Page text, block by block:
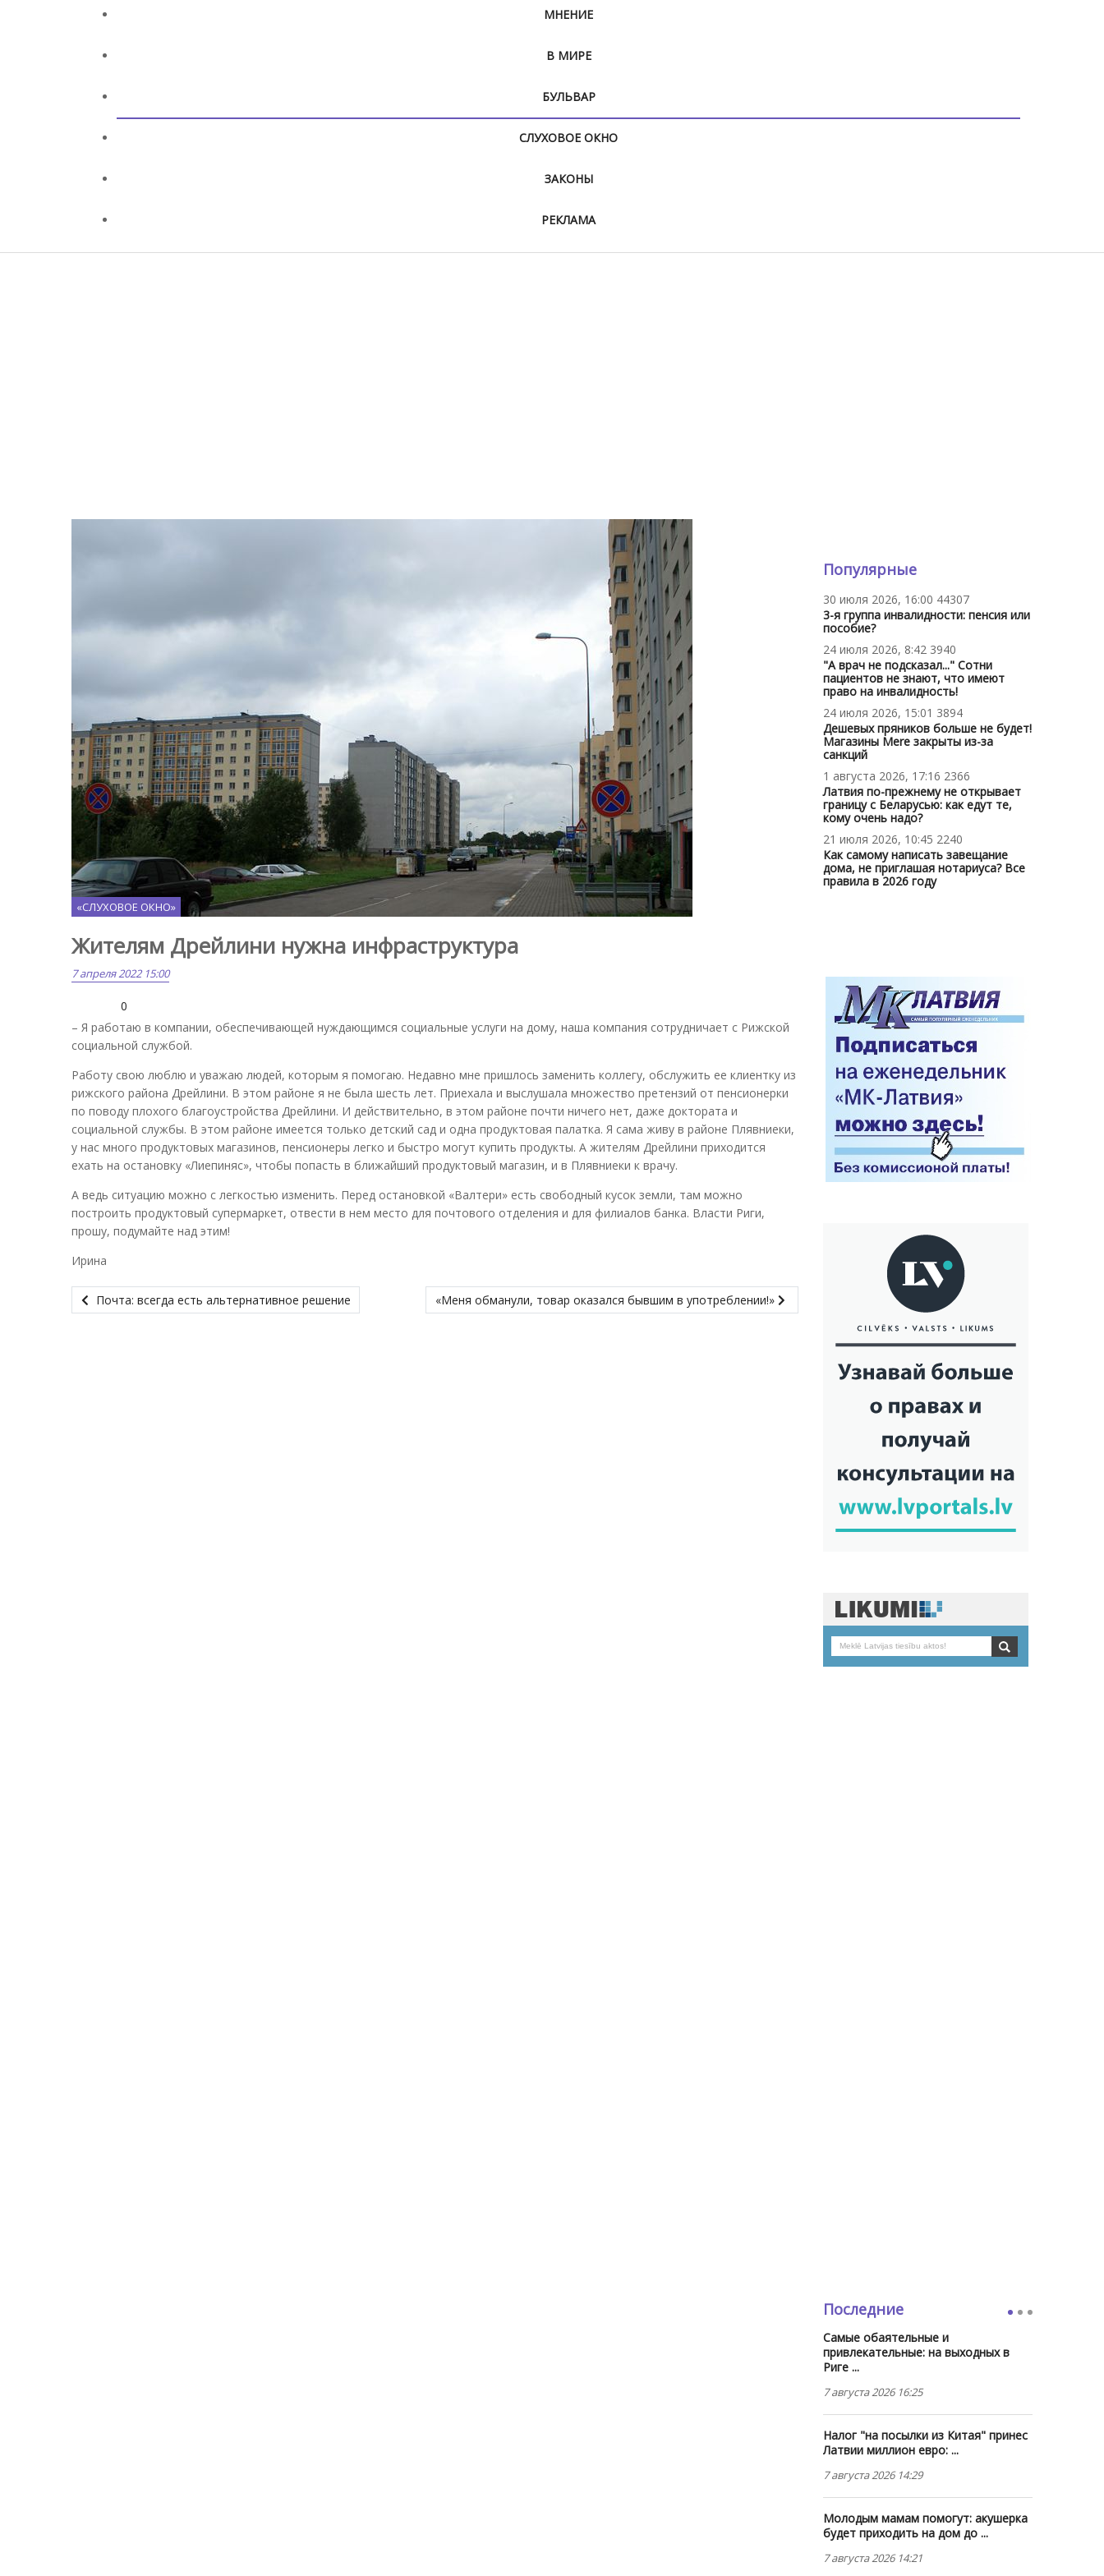
МНЕНИЕ
В МИРЕ
БУЛЬВАР
СЛУХОВОЕ ОКНО
ЗАКОНЫ
РЕКЛАМА
«СЛУХОВОЕ ОКНО»
Жителям Дрейлини нужна инфраструктура
7 апреля 2022 15:00
0
– Я работаю в компании, обеспечивающей нуждающимся социальные услуги на дому, наша компания сотрудничает с Рижской
социальной службой.
Работу свою люблю и уважаю людей, которым я помогаю. Недавно мне пришлось заменить коллегу, обслужить ее клиентку из
рижского района Дрейлини. В этом районе я не была шесть лет. Приехала и выслушала множество претензий от пенсионерки
по поводу плохого благоустройства Дрейлини. И действительно, в этом районе почти ничего нет, даже доктората и
социальной службы. В этом районе имеется только детский сад и одна продуктовая палатка. Я сама живу в районе Плявниеки,
у нас много продуктовых магазинов, пенсионеры легко и быстро могут купить продукты. А жителям Дрейлини приходится
ехать на остановку «Лиепиняс», чтобы попасть в ближайший продуктовый магазин, и в Плявниеки к врачу.
А ведь ситуацию можно с легкостью изменить. Перед остановкой «Валтери» есть свободный кусок земли, там можно
построить продуктовый супермаркет, отвести в нем место для почтового отделения и для филиалов банка. Власти Риги,
прошу, подумайте над этим!
Ирина
Почта: всегда есть альтернативное решение «Меня обманули, товар оказался бывшим в употреблении!»
Популярные
30 июля 2026, 16:00 44307
3-я группа инвалидности: пенсия или
пособие?
24 июля 2026, 8:42 3940
"А врач не подсказал..." Сотни
пациентов не знают, что имеют
право на инвалидность!
24 июля 2026, 15:01 3894
Дешевых пряников больше не будет!
Магазины Mere закрыты из-за
санкций
1 августа 2026, 17:16 2366
Латвия по-прежнему не открывает
границу с Беларусью: как едут те,
кому очень надо?
21 июля 2026, 10:45 2240
Как самому написать завещание
дома, не приглашая нотариуса? Все
правила в 2026 году
Последние
Самые обаятельные и
привлекательные: на выходных в
Риге ...
7 августа 2026 16:25
Налог "на посылки из Китая" принес
Латвии миллион евро: ...
7 августа 2026 14:29
Молодым мамам помогут: акушерка
будет приходить на дом до ...
7 августа 2026 14:21